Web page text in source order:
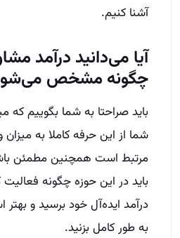
آشنا کنیم.
آیا می‌دانید درآمد
چگونه مشخص
باید صراحتا به شما بگوییم که
شما از این حرفه کاملا به
مرتبط است همچنین مطمئن
باید در این حوزه چگونه فعالیت
درآمد ایده‌آل خود برسید و
به طور کامل بزنید.